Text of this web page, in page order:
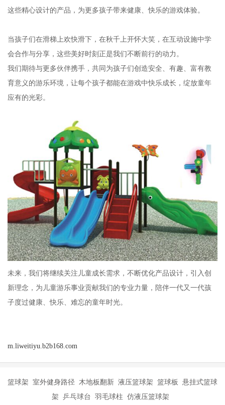
这些精心设计的产品，为更多孩子带来健康、快乐的游戏体验。
当孩子们在滑梯上欢快滑下，在秋千上开怀大笑，在互动设施中学
会合作与分享，这些美好时刻正是我们不断前行的动力。
我们期待与更多伙伴携手，共同为孩子们创造安全、有趣、富有教
育意义的游乐环境，让每个孩子都能在游戏中快乐成长，绽放童年
应有的光彩。
未来，我们将继续关注儿童成长需求，不断优化产品设计，引入创
新理念，为儿童游乐事业贡献我们的专业力量，陪伴一代又一代孩
子度过健康、快乐、难忘的童年时光。
m.liweitiyu.b2b168.com
篮球架 室外健身路径 木地板翻新 液压篮球架 篮球板 悬挂式篮球
架 乒乓球台 羽毛球柱 仿液压篮球架